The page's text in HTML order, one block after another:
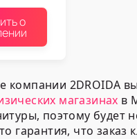
о
компании 2DROIDA
магазинах в
поэтому будет
гарантия, что заказ